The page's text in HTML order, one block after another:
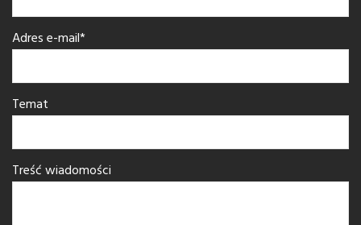
Adres e-mail*
Temat
Treść wiadomości